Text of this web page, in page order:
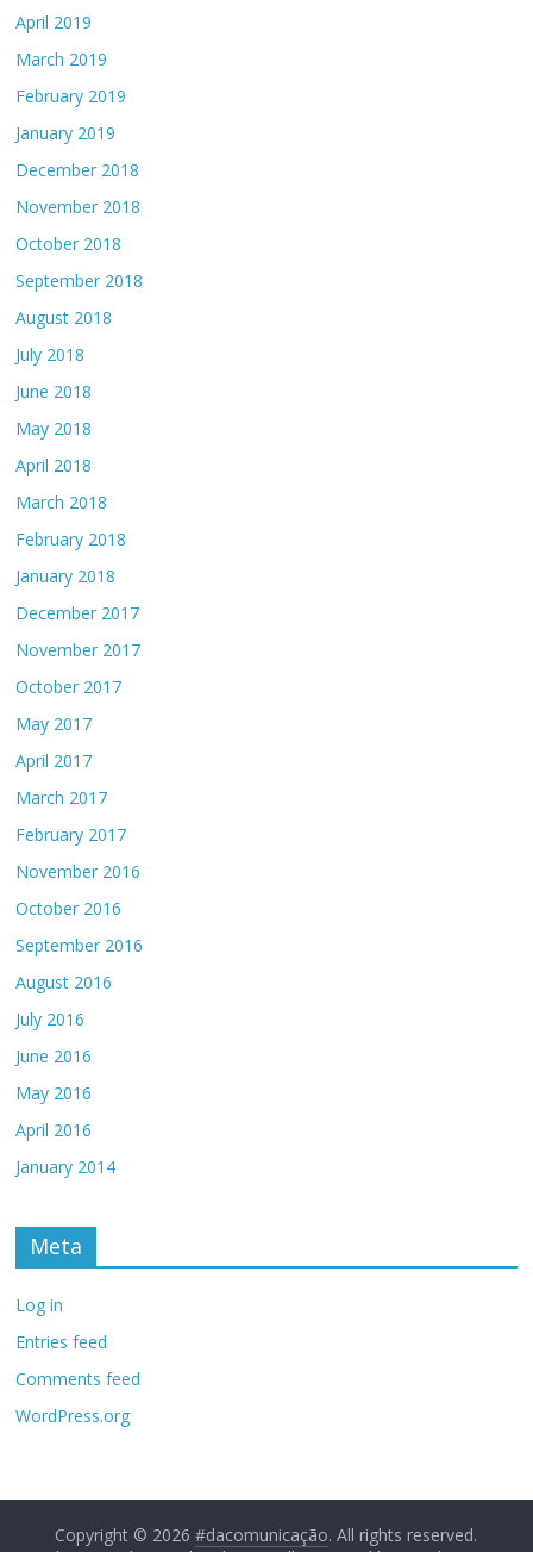
April 2019
March 2019
February 2019
January 2019
December 2018
November 2018
October 2018
September 2018
August 2018
July 2018
June 2018
May 2018
April 2018
March 2018
February 2018
January 2018
December 2017
November 2017
October 2017
May 2017
April 2017
March 2017
February 2017
November 2016
October 2016
September 2016
August 2016
July 2016
June 2016
May 2016
April 2016
January 2014
Meta
Log in
Entries feed
Comments feed
WordPress.org
Copyright © 2026#dacomunicação. All rights reserved.